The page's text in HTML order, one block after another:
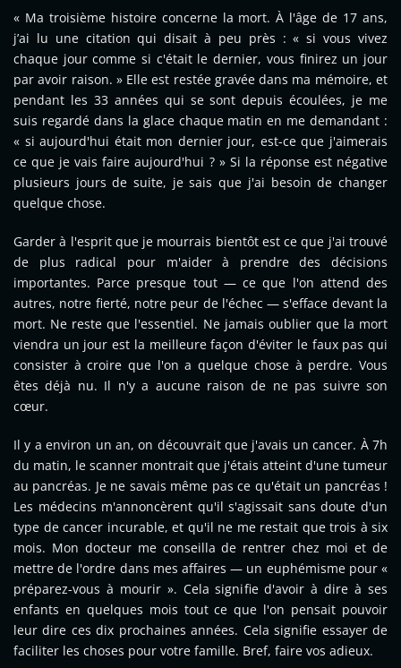
« Ma troisième histoire concerne la mort. À l'âge de 17 ans,
j’ai lu une citation qui disait à peu près : « si vous vivez
chaque jour comme si c'était le dernier, vous finirez un jour
par avoir raison. » Elle est restée gravée dans ma mémoire, et
pendant les 33 années qui se sont depuis écoulées, je me
suis regardé dans la glace chaque matin en me demandant :
« si aujourd'hui était mon dernier jour, est-ce que j'aimerais
ce que je vais faire aujourd'hui ? » Si la réponse est négative
plusieurs jours de suite, je sais que j'ai besoin de changer
quelque chose.
Garder à l'esprit que je mourrais bientôt est ce que j'ai trouvé
de plus radical pour m'aider à prendre des décisions
importantes. Parce presque tout — ce que l'on attend des
autres, notre fierté, notre peur de l'échec — s'efface devant la
mort. Ne reste que l'essentiel. Ne jamais oublier que la mort
viendra un jour est la meilleure façon d'éviter le faux pas qui
consister à croire que l'on a quelque chose à perdre. Vous
êtes déjà nu. Il n'y a aucune raison de ne pas suivre son
cœur.
Il y a environ un an, on découvrait que j'avais un cancer. À 7h
du matin, le scanner montrait que j'étais atteint d'une tumeur
au pancréas. Je ne savais même pas ce qu'était un pancréas !
Les médecins m'annoncèrent qu'il s'agissait sans doute d'un
type de cancer incurable, et qu'il ne me restait que trois à six
mois. Mon docteur me conseilla de rentrer chez moi et de
mettre de l'ordre dans mes affaires — un euphémisme pour «
préparez-vous à mourir ». Cela signifie d'avoir à dire à ses
enfants en quelques mois tout ce que l'on pensait pouvoir
leur dire ces dix prochaines années. Cela signifie essayer de
faciliter les choses pour votre famille. Bref, faire vos adieux.